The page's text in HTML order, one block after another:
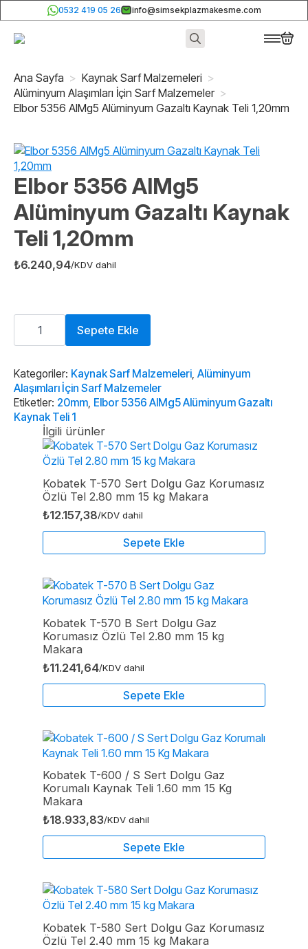
0532 419 05 26 info@simsekplazmakesme.com
for:
Ana Sayfa
Kaynak Sarf Malzemeleri
Alüminyum Alaşımları İçin Sarf Malzemeler
Elbor 5356 AlMg5 Alüminyum Gazaltı Kaynak Teli 1,20mm
Elbor 5356 AlMg5
Alüminyum Gazaltı Kaynak
Teli 1,20mm
₺6.240,94/KDV dahil
Elbor
5356
AlMg5
Kaynak
Teli
1,20mm
adet
Sepete Ekle
Kategoriler: Kaynak Sarf Malzemeleri, Alüminyum
Alaşımları İçin Sarf Malzemeler
Etiketler: 20mm, Elbor 5356 AlMg5 Alüminyum Gazaltı
Kaynak Teli 1
İlgili ürünler
Kobatek T-570 Sert Dolgu Gaz Korumasız
Özlü Tel 2.80 mm 15 kg Makara
₺12.157,38/KDV dahil
Sepete Ekle
Kobatek T-570 B Sert Dolgu Gaz
Korumasız Özlü Tel 2.80 mm 15 kg
Makara
₺11.241,64/KDV dahil
Sepete Ekle
Kobatek T-600 / S Sert Dolgu Gaz
Korumalı Kaynak Teli 1.60 mm 15 Kg
Makara
₺18.933,83/KDV dahil
Sepete Ekle
Kobatek T-580 Sert Dolgu Gaz Korumasız
Özlü Tel 2.40 mm 15 kg Makara